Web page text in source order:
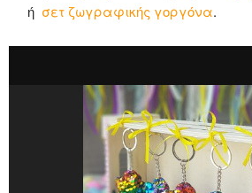
ή σετ ζωγραφικής γοργόνα.